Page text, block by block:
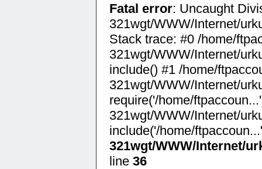
Fatal error: Uncaught
321wgt/WWW/Internet/
Stack trace: #0 /home/
321wgt/WWW/Internet/
include() #1 /home/
321wgt/WWW/Internet/
require('/home/
321wgt/WWW/Internet/
include('/home/
321wgt/WWW/Internet/
line 36